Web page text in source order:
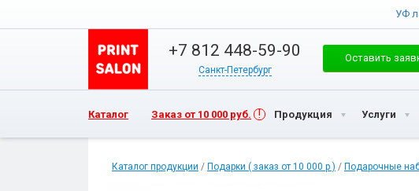
УФ
+7 812 448-59-90
Санкт-Петербург
Оставить
Каталог Заказ от 10 000 руб. Продукция Услуги
Каталог продукции / Подарки ( заказ от 10 000 р ) / Подарочные